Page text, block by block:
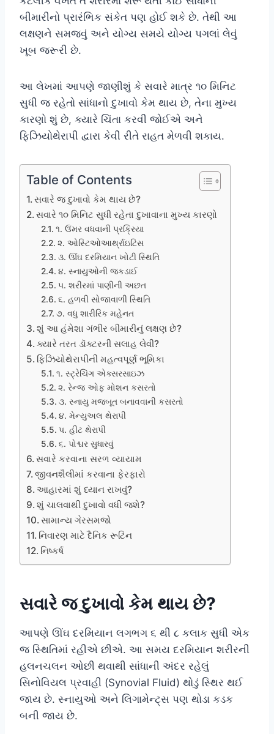
બીમારીનો પ્રારંભિક સંકેત પણ હોઈ શકે છે. તેથી આ
લક્ષણને સમજવું અને યોગ્ય સમયે યોગ્ય પગલાં લેવું
ખૂબ જરૂરી છે.
આ લેખમાં આપણે જાણીશું કે સવારે માત્ર ૧૦ મિનિટ
સુધી જ રહેતો સાંધાનો દુખાવો કેમ થાય છે, તેના મુખ્ય
કારણો શું છે, ક્યારે ચિંતા કરવી જોઈએ અને
ફિઝિયોથેરાપી દ્વારા કેવી રીતે રાહત મેળવી શકાય.
Table of Contents
સવારે જ દુખાવો કેમ થાય છે?
સવારે ૧૦ મિનિટ સુધી રહેતા દુખાવાના મુખ્ય કારણો
૧. ઉંમર વધવાની પ્રક્રિયા
૨. ઓસ્ટિઓઆર્થ્રાઇટિસ
૩. ઊંઘ દરમિયાન ખોટી સ્થિતિ
૪. સ્નાયુઓની જકડાઈ
૫. શરીરમાં પાણીની અછત
૬. હળવી સોજાવાળી સ્થિતિ
૭. વધુ શારીરિક મહેનત
શું આ હંમેશા ગંભીર બીમારીનું લક્ષણ છે?
ક્યારે તરત ડૉક્ટરની સલાહ લેવી?
ફિઝિયોથેરાપીની મહત્વપૂર્ણ ભૂમિકા
૧. સ્ટ્રેચિંગ એક્સરસાઇઝ
૨. રેન્જ ઓફ મોશન કસરતો
૩. સ્નાયુ મજબૂત બનાવવાની કસરતો
૪. મેન્યુઅલ થેરાપી
૫. હીટ થેરાપી
૬. પોશ્ચર સુધારવું
સવારે કરવાના સરળ વ્યાયામ
જીવનશૈલીમાં કરવાના ફેરફારો
આહારમાં શું ધ્યાન રાખવું?
શું ચાલવાથી દુખાવો વધી જશે?
સામાન્ય ગેરસમજો
નિવારણ માટે દૈનિક રૂટિન
નિષ્કર્ષ
સવારે જ દુખાવો કેમ થાય છે?
આપણે ઊંઘ દરમિયાન લગભગ ૬ થી ૮ કલાક સુધી એક
જ સ્થિતિમાં રહીએ છીએ. આ સમય દરમિયાન શરીરની
હલનચલન ઓછી થવાથી સાંધાની અંદર રહેલું
સિનોવિયલ પ્રવાહી (Synovial Fluid) થોડું સ્થિર થઈ
જાય છે. સ્નાયુઓ અને લિગામેન્ટ્સ પણ થોડા કડક
બની જાય છે.